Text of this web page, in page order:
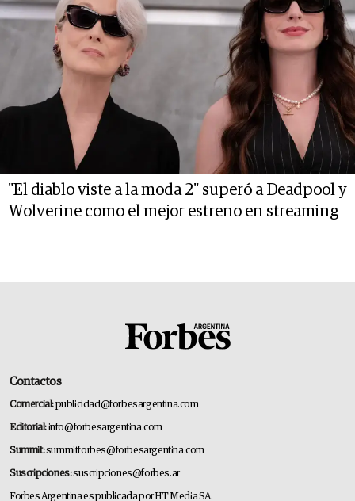
"El diablo viste a la moda 2" superó a Deadpool y
Wolverine como el mejor estreno en streaming
Contactos
Comercial:publicidad@forbesargentina.com
Editorial:info@forbesargentina.com
Summit:summitforbes@forbesargentina.com
Suscripciones:suscripciones@forbes.ar
Forbes Argentina es publicada por HT Media SA.